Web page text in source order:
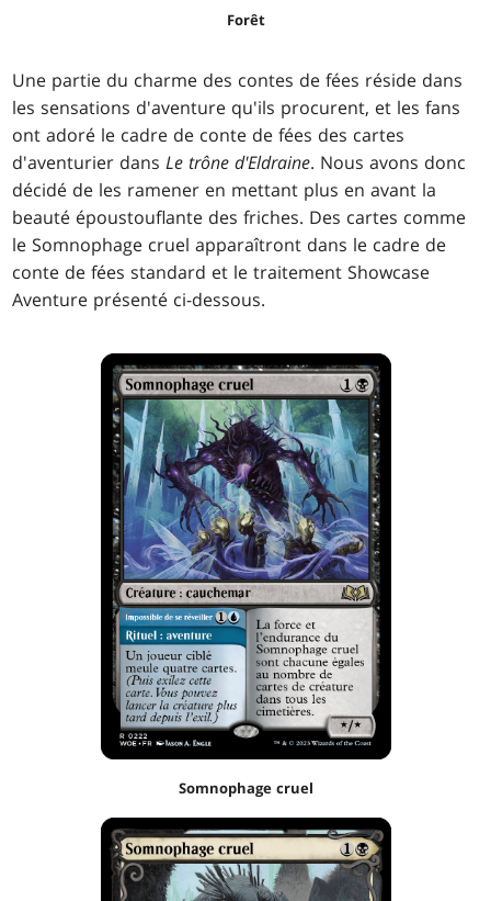
Forêt
Une partie du charme des contes de fées réside dans
les sensations d'aventure qu'ils procurent, et les fans
ont adoré le cadre de conte de fées des cartes
d'aventurier dansLe trône d'Eldraine. Nous avons donc
décidé de les ramener en mettant plus en avant la
beauté époustouflante des friches. Des cartes comme
le Somnophage cruel apparaîtront dans le cadre de
conte de fées standard et le traitement Showcase
Aventure présenté ci-dessous.
Somnophage cruel